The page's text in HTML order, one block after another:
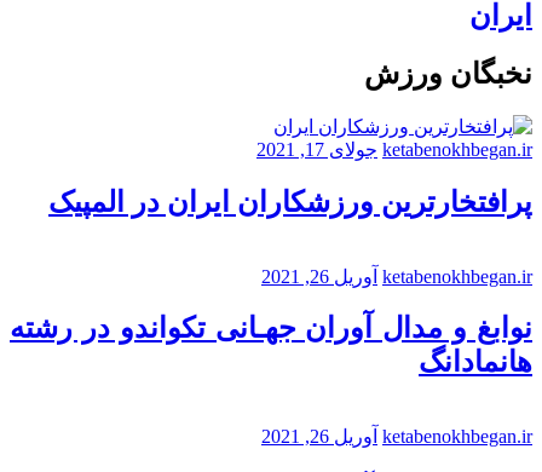
ایران
نخبگان ورزش
ketabenokhbegan.ir جولای 17, 2021
پرافتخارترین ورزشکاران ایران در المپیک
ketabenokhbegan.ir آوریل 26, 2021
نوابغ و مدال آوران جهـانی تکواندو در رشته
هانمادانگ
ketabenokhbegan.ir آوریل 26, 2021